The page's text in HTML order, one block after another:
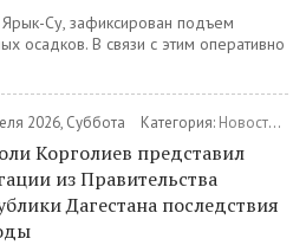
Су, зафиксирован подъем
осадков. В связи с этим оперативно
2026, Суббота Категория: Новости /
Корголиев представил
из Правительства
Дагестана последствия